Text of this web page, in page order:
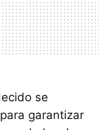
se
garantizar